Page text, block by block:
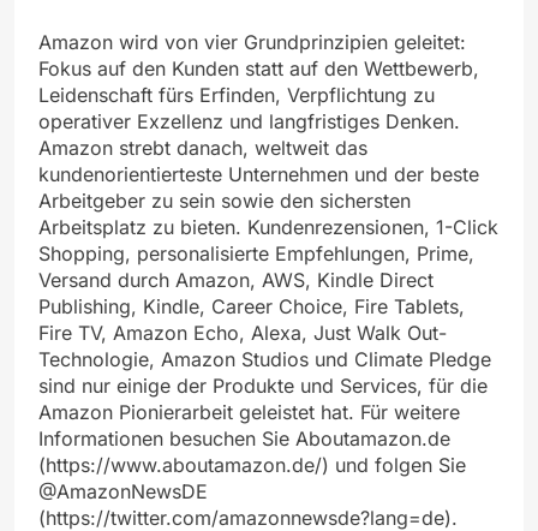
Amazon wird von vier Grundprinzipien geleitet:
Fokus auf den Kunden statt auf den Wettbewerb,
Leidenschaft fürs Erfinden, Verpflichtung zu
operativer Exzellenz und langfristiges Denken.
Amazon strebt danach, weltweit das
kundenorientierteste Unternehmen und der beste
Arbeitgeber zu sein sowie den sichersten
Arbeitsplatz zu bieten. Kundenrezensionen, 1-Click
Shopping, personalisierte Empfehlungen, Prime,
Versand durch Amazon, AWS, Kindle Direct
Publishing, Kindle, Career Choice, Fire Tablets,
Fire TV, Amazon Echo, Alexa, Just Walk Out-
Technologie, Amazon Studios und Climate Pledge
sind nur einige der Produkte und Services, für die
Amazon Pionierarbeit geleistet hat. Für weitere
Informationen besuchen Sie Aboutamazon.de
(https://www.aboutamazon.de/) und folgen Sie
@AmazonNewsDE
(https://twitter.com/amazonnewsde?lang=de).